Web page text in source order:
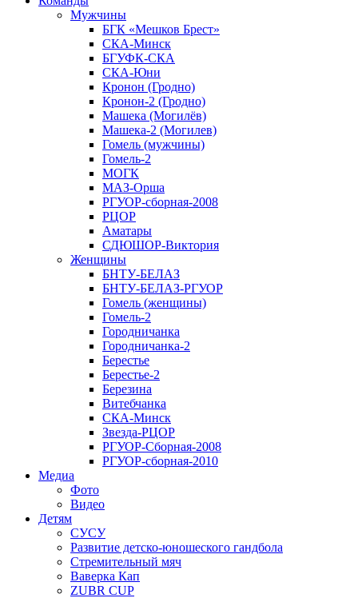
Мужчины
БГК «Мешков Брест»
СКА-Минск
БГУФК-СКА
СКА-Юни
Кронон (Гродно)
Кронон-2 (Гродно)
Машека (Могилёв)
Машека-2 (Могилев)
Гомель (мужчины)
Гомель-2
МОГК
МАЗ-Орша
РГУОР-сборная-2008
РЦОР
Аматары
СДЮШОР-Виктория
Женщины
БНТУ-БЕЛАЗ
БНТУ-БЕЛАЗ-РГУОР
Гомель (женщины)
Гомель-2
Городничанка
Городничанка-2
Берестье
Берестье-2
Березина
Витебчанка
СКА-Минск
Звезда-РЦОР
РГУОР-Сборная-2008
РГУОР-сборная-2010
Медиа
Фото
Видео
Детям
СУСУ
Развитие детско-юношеского гандбола
Стремительный мяч
Ваверка Кап
ZUBR CUP